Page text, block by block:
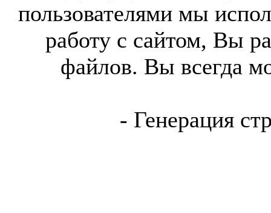
пользователями мы
работу с сайтом, Вы
файлов. Вы всегда
- Генерация